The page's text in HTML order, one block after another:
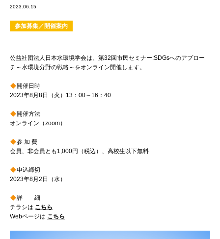
2023.06.15
参加募集／開催案内
公益社団法人日本水環境学会は、第32回市民セミナー:SDGsへのアプロー
チ～水環境分野の戦略～をオンライン開催します。
開催日時
2023年8月8日（火）13：00～16：40
開催方法
オンライン（zoom）
参 加 費
会員、非会員とも1,000円（税込）、高校生以下無料
申込締切
2023年8月2日（水）
詳 細
チラシは こちら
Webページは こちら